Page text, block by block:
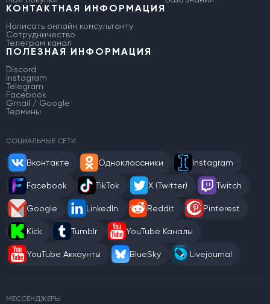
КОНТАКТНАЯ ИНФОРМАЦИЯ
Написать онлайн консультанту
Сотрудничество
Телеграм канал
ПОЛЕЗНАЯ ИНФОРМАЦИЯ
Discord
Instagram
Telegram
Facebook
Gmail / Google
Термины
СОЦИАЛЬНЫЕ СЕТИ
Вконтакте Одноклассники Instagram
Facebook TikTok X (Twitter) Twitch
Google LinkedIn Reddit Pinterest
Kick Tumblr YouTube Каналы
YouTube Аккаунты BlueSky Livejournal
МЕССЕНДЖЕРЫ